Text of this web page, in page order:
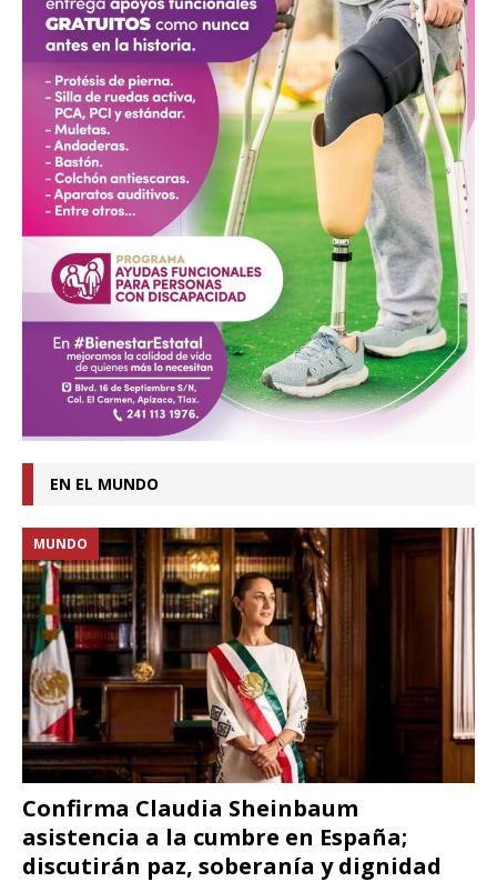
EN EL MUNDO
Confirma Claudia Sheinbaum
asistencia a la cumbre en España;
discutirán paz, soberanía y dignidad
MUNDO